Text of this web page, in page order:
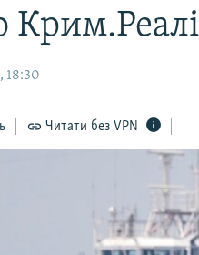
18:30
Читати без VPN